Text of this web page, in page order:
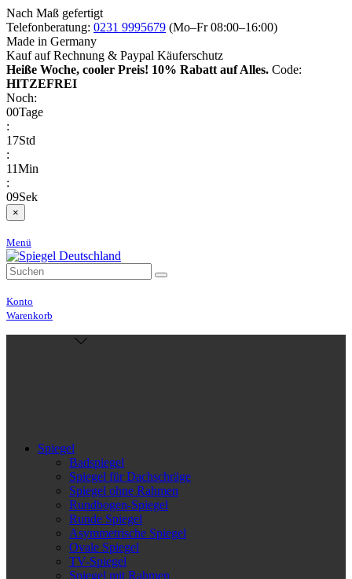
Nach Maß gefertigt
Telefonberatung: 0231 9995679 (Mo–Fr 08:00–16:00)
Made in Germany
Kauf auf Rechnung & Paypal Käuferschutz
Heiße Woche, cooler Preis! 10% Rabatt auf Alles. Code:
HITZEFREI
Noch:
00Tage
:
17Std
:
11Min
:
09Sek
×
Menü
Konto
Warenkorb
Spiegel
Badspiegel
Spiegel für Dachschräge
Spiegel ohne Rahmen
Rundbogen-Spiegel
Runde Spiegel
Asymmetrische Spiegel
Ovale Spiegel
TV-Spiegel
Spiegel mit Rahmen